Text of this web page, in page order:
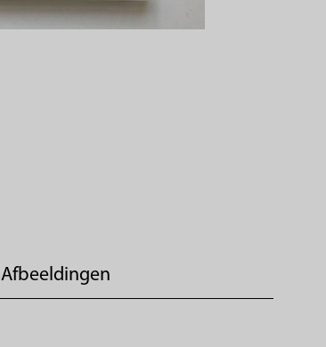
Afbeeldingen